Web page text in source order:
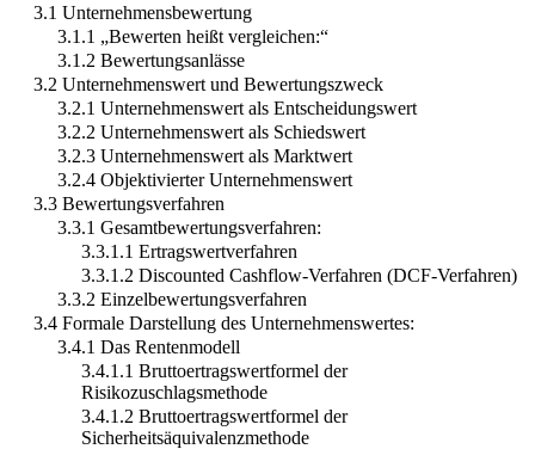
3.1 Unternehmensbewertung
3.1.1 „Bewerten heißt vergleichen:“
3.1.2 Bewertungsanlässe
3.2 Unternehmenswert und Bewertungszweck
3.2.1 Unternehmenswert als Entscheidungswert
3.2.2 Unternehmenswert als Schiedswert
3.2.3 Unternehmenswert als Marktwert
3.2.4 Objektivierter Unternehmenswert
3.3 Bewertungsverfahren
3.3.1 Gesamtbewertungsverfahren:
3.3.1.1 Ertragswertverfahren
3.3.1.2 Discounted Cashflow-Verfahren (DCF-Verfahren)
3.3.2 Einzelbewertungsverfahren
3.4 Formale Darstellung des Unternehmenswertes:
3.4.1 Das Rentenmodell
3.4.1.1 Bruttoertragswertformel der
Risikozuschlagsmethode
3.4.1.2 Bruttoertragswertformel der
Sicherheitsäquivalenzmethode